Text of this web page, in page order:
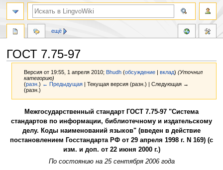
ГОСТ 7.75-97
Версия от 19:55, 1 апреля 2010;Bhudh (обсуждение |вклад) (Уточнил
категорию)
(разн.) ← Предыдущая | Текущая версия (разн.) | Следующая →
(разн.)
Перейти
навигации
Перейти
поиску
Межгосударственный стандарт ГОСТ 7.75-97 "Система
стандартов по информации, библиотечному и издательскому
делу. Коды наименований языков" (введен в действие
постановлением Госстандарта РФ от 29 апреля 1998 г. N 169) (с
изм. и доп. от 22 июня 2000 г.)
По состоянию на 25 сентября 2006 года
ещё